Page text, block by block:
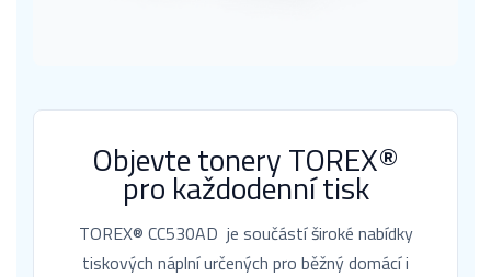
Objevte tonery TOREX®
pro každodenní tisk
TOREX® CC530AD je součástí široké nabídky
tiskových náplní určených pro běžný domácí i